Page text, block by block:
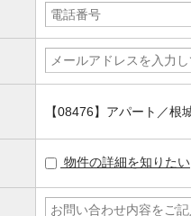
【08476】アパート／
物件の詳細を知りたい